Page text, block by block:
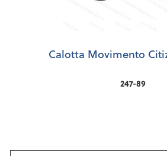
Calotta Movimento
247-89